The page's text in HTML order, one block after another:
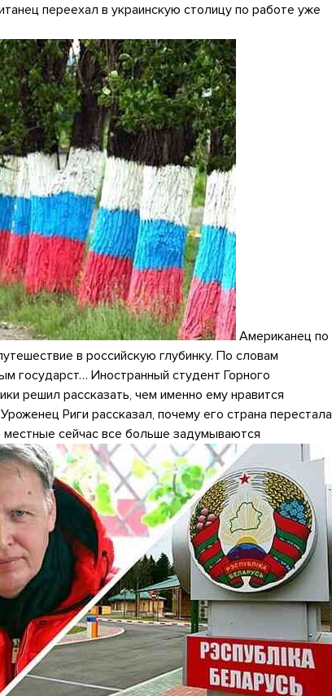
переехал в украинскую столицу по работе уже
Американец по
в российскую глубинку. По словам
государст… Иностранный студент Горного
решил рассказать, чем именно ему нравится
Риги рассказал, почему его страна перестала
сейчас все больше задумываются